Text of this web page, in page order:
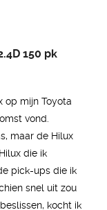
150 pk
op mijn Toyota
vond.
maar de Hilux
die ik
pick-ups die ik
snel uit zou
kocht ik